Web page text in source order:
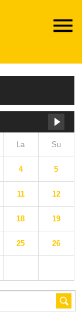
La Su
4 5
11 12
18 19
25 26